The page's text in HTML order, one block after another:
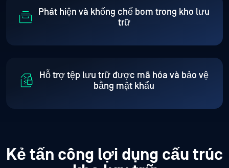
Phát hiện và khống chế bom trong kho lưu
trữ
Hỗ trợ tệp lưu trữ được mã hóa và bảo vệ
bằng mật khẩu
Kẻ tấn công lợi dụng cấu trúc